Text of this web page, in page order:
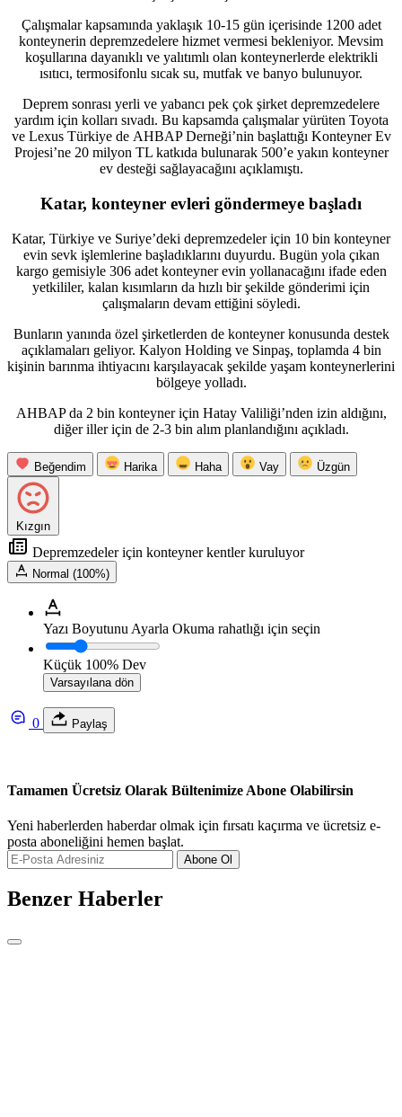
Çalışmalar kapsamında yaklaşık 10-15 gün içerisinde 1200 adet
konteynerin depremzedelere hizmet vermesi bekleniyor. Mevsim
koşullarına dayanıklı ve yalıtımlı olan konteynerlerde elektrikli
ısıtıcı, termosifonlu sıcak su, mutfak ve banyo bulunuyor.
Deprem sonrası yerli ve yabancı pek çok şirket depremzedelere
yardım için kolları sıvadı. Bu kapsamda çalışmalar yürüten Toyota
ve Lexus Türkiye de AHBAP Derneği’nin başlattığı Konteyner Ev
Projesi’ne 20 milyon TL katkıda bulunarak 500’e yakın konteyner
ev desteği sağlayacağını açıklamıştı.
Katar, konteyner evleri göndermeye başladı
Katar, Türkiye ve Suriye’deki depremzedeler için 10 bin konteyner
evin sevk işlemlerine başladıklarını duyurdu. Bugün yola çıkan
kargo gemisiyle 306 adet konteyner evin yollanacağını ifade eden
yetkililer, kalan kısımların da hızlı bir şekilde gönderimi için
çalışmaların devam ettiğini söyledi.
Bunların yanında özel şirketlerden de konteyner konusunda destek
açıklamaları geliyor. Kalyon Holding ve Sinpaş, toplamda 4 bin
kişinin barınma ihtiyacını karşılayacak şekilde yaşam konteynerlerini
bölgeye yolladı.
AHBAP da 2 bin konteyner için Hatay Valiliği’nden izin aldığını,
diğer iller için de 2-3 bin alım planlandığını açıkladı.
Beğendim Harika Haha Vay Üzgün
Kızgın
Depremzedeler için konteyner kentler kuruluyor
Normal (100%)
Yazı Boyutunu Ayarla Okuma rahatlığı için seçin
Küçük 100% Dev
Varsayılana dön
0 Paylaş
Tamamen Ücretsiz Olarak Bültenimize Abone Olabilirsin
Yeni haberlerden haberdar olmak için fırsatı kaçırma ve ücretsiz e-
posta aboneliğini hemen başlat.
Abone Ol
Benzer Haberler